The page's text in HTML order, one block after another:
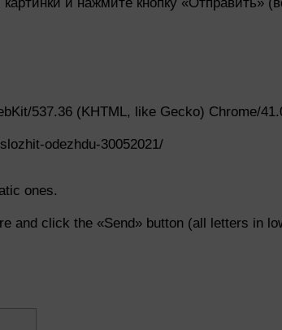
537.36 (KHTML, like Gecko) Chrome/
odezhdu-30052021/
ones.
and click the «Send» button (all letters in